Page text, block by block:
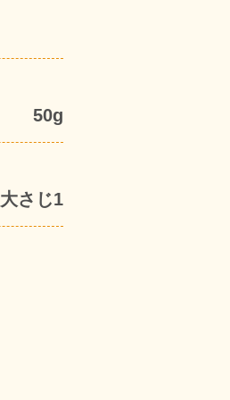
50g
大さじ1